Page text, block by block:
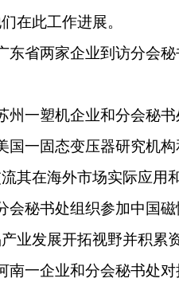
在此工作进展。
东省两家企业到访分会
州一塑机企业和分会秘
国一固态变压器研究机
其在海外市场实际应用
会秘书处组织参加中国
业发展开拓视野并积累资
南一企业和分会秘书处